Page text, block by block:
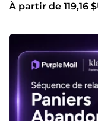
À partir de 119,16